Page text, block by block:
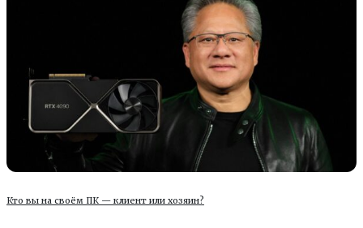
Кто вы на своём ПК — клиент или хозяин?